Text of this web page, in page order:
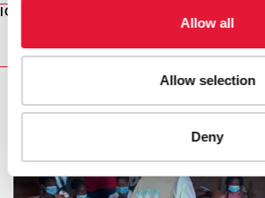
Allow all
Allow selection
Deny
ICASA 2011
RELATED